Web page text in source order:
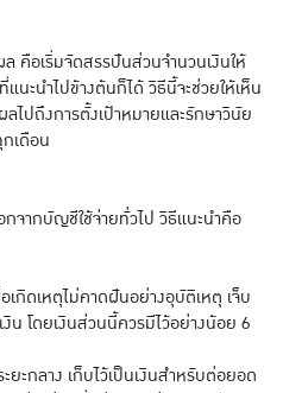
คือเริ่มจัดสรรปันส่วนจำนวนเงินให้
นะนำไปข้างต้นก็ได้ วิธีนี้จะช่วยให้เห็น
ไปถึงการตั้งเป้าหมายและรักษาวินัย
เดือน
ากบัญชีใช้จ่ายทั่วไป วิธีแนะนำคือ
กิดเหตุไม่คาดฝันอย่างอุบัติเหตุ เจ็บ
น โดยเงินส่วนนี้ควรมีไว้อย่างน้อย 6
ะกลาง เก็บไว้เป็นเงินสำหรับต่อยอด